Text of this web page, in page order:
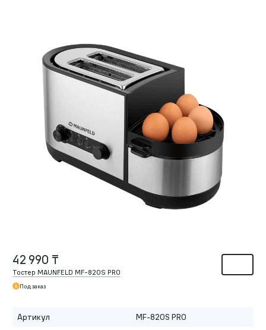
42 990 ₸
Тостер MAUNFELD MF-820S PRO
Под заказ
Артикул
MF-820S PRO